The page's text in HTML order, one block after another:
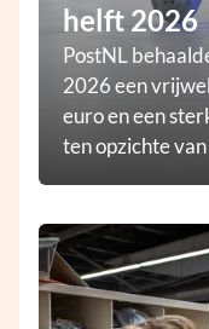
helft 2026
PostNL
2026 een
euro en een
ten opzichte